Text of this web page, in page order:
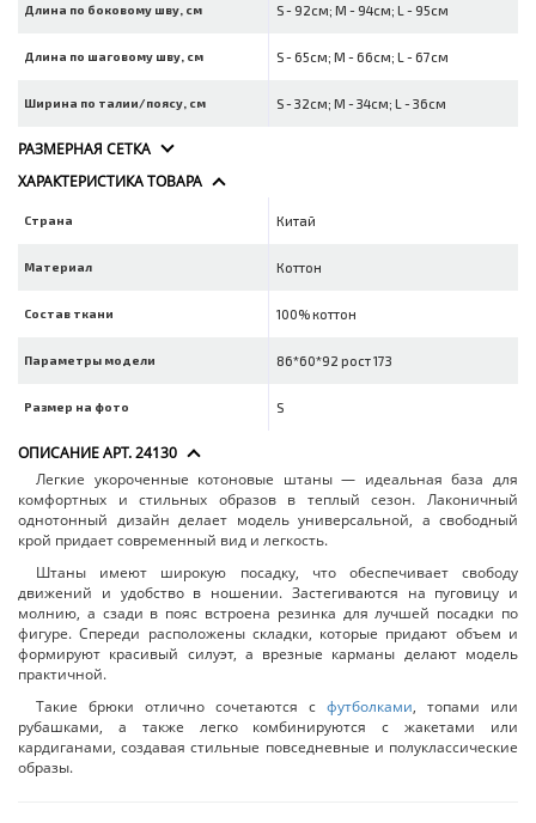
Длина по боковому шву, см S - 92см; M - 94см; L - 95см
Длина по шаговому шву, см S - 65см; M - 66см; L - 67см
Ширина по талии/поясу, см S - 32см; M - 34см; L - 36см
РАЗМЕРНАЯ СЕТКА
ХАРАКТЕРИСТИКА ТОВАРА
Страна Китай
Материал Коттон
Состав ткани 100% коттон
Параметры модели 86*60*92 рост 173
Размер на фото S
ОПИСАНИЕ АРТ. 24130
Легкие укороченные котоновые штаны — идеальная база для
комфортных и стильных образов в теплый сезон. Лаконичный
однотонный дизайн делает модель универсальной, а свободный
крой придает современный вид и легкость.
Штаны имеют широкую посадку, что обеспечивает свободу
движений и удобство в ношении. Застегиваются на пуговицу и
молнию, а сзади в пояс встроена резинка для лучшей посадки по
фигуре. Спереди расположены складки, которые придают объем и
формируют красивый силуэт, а врезные карманы делают модель
практичной.
Такие брюки отлично сочетаются с футболками, топами или
рубашками, а также легко комбинируются с жакетами или
кардиганами, создавая стильные повседневные и полуклассические
образы.